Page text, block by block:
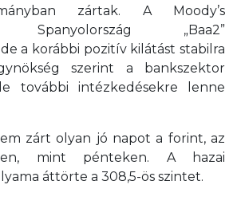
zártak. A Moody’s
Spanyolország „Baa2”
a korábbi pozitív kilátást stabilra
szerint a bankszektor
további intézkedésekre lenne
zárt olyan jó napot a forint, az
mint pénteken. A hazai
áttörte a 308,5-ös szintet.